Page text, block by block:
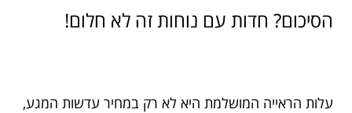
הסיכום? חדות עם נוחות זה לא חלום!
עלות הראייה המושלמת היא לא רק במחיר עדשות המגע,